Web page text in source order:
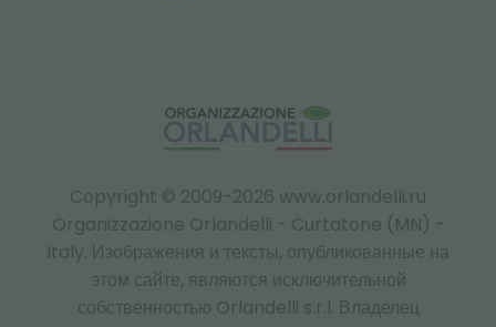
Copyright © 2009-2026 www.orlandelli.ru
Organizzazione Orlandelli - Curtatone (MN) -
Italy. Изображения и тексты, опубликованные на
этом сайте, являются исключительной
собственностью Orlandelli s.r.l. Владелец